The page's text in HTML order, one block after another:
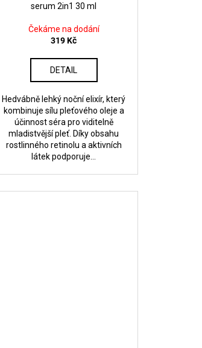
serum 2in1 30 ml
Čekáme na dodání
319 Kč
DETAIL
Hedvábně lehký noční elixír, který
kombinuje sílu pleťového oleje a
účinnost séra pro viditelně
mladistvější pleť. Díky obsahu
rostlinného retinolu a aktivních
látek podporuje...